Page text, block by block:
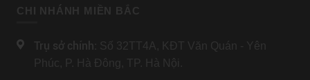
CHI NHÁNH MIỀN BẮC
Trụ sở chính: Số 32TT4A, KĐT Văn Quán - Yên
Phúc, P. Hà Đông, TP. Hà Nội.